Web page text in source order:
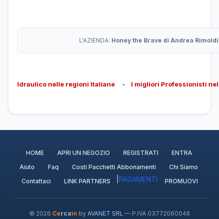
L'AZIENDA: Honey the Brave di Andrea
Idraulico nelle regioni Italiane - I migliori Professionisti
HOME · APRI UN NEGOZIO · REGISTRATI · ENTRA ·
Aiuto · Faq · Costi Pacchetti Abbonamenti · Chi Siamo ·
Contattaci · LINK PARTNERS PAGAMENTI· PROMUOVI
© 2026 Cercain by AVANET SRL — P.IVA 03772060046